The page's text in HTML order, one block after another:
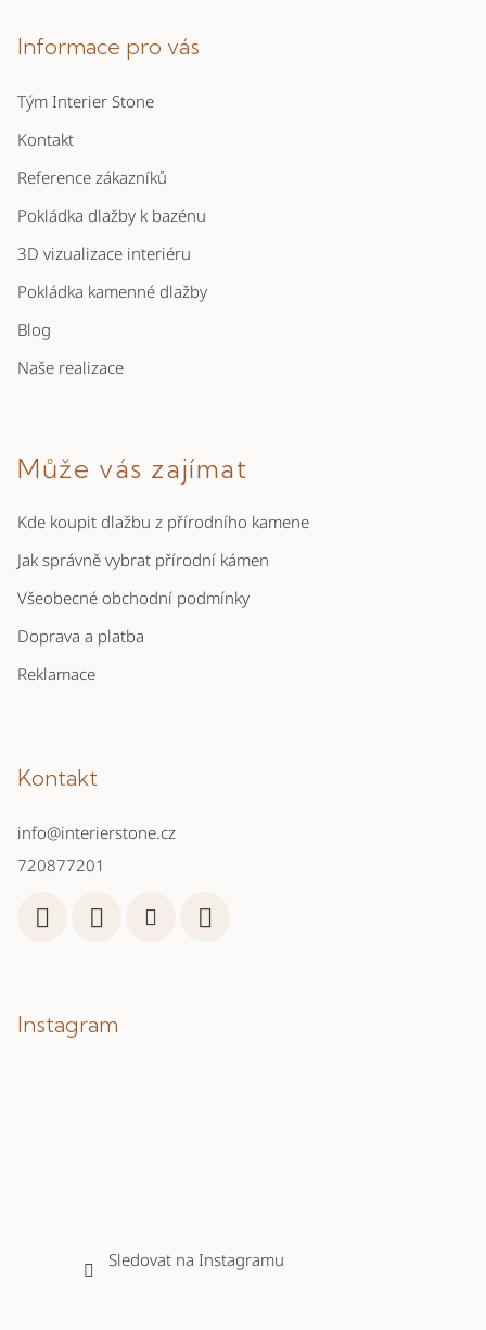
Informace pro vás
Tým Interier Stone
Kontakt
Reference zákazníků
Pokládka dlažby k bazénu
3D vizualizace interiéru
Pokládka kamenné dlažby
Blog
Naše realizace
Může vás zajímat
Kde koupit dlažbu z přírodního kamene
Jak správně vybrat přírodní kámen
Všeobecné obchodní podmínky
Doprava a platba
Reklamace
Kontakt
info@interierstone.cz
720877201
Instagram
Sledovat na Instagramu